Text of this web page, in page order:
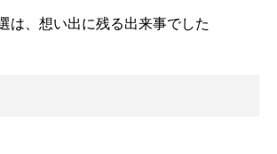
は、想い出に残る出来事でした